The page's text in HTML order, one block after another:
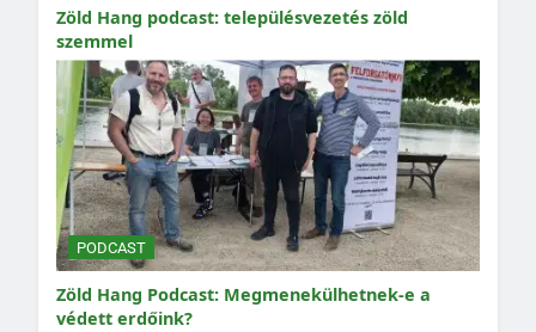
Zöld Hang podcast: településvezetés zöld
szemmel
PODCAST
Zöld Hang Podcast: Megmenekülhetnek-e a
védett erdőink?